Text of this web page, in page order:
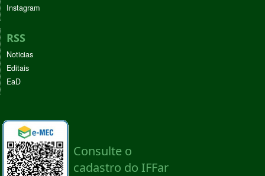
Instagram
RSS
Noticias
Editais
EaD